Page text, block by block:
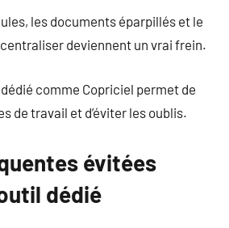
les documents éparpillés et le
deviennent un vrai frein.
comme Copriciel permet de
de travail et d’éviter les oublis.
évitées
dédié